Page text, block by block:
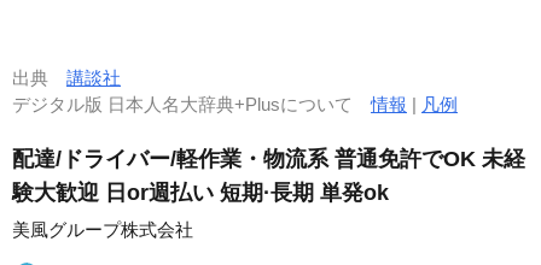
出典 講談社
デジタル版 日本人名大辞典+Plusについて情報 | 凡例
配達/ドライバー/軽作業・物流系 普通免許でOK 未経
験大歓迎 日or週払い 短期·長期 単発ok
美風グループ株式会社